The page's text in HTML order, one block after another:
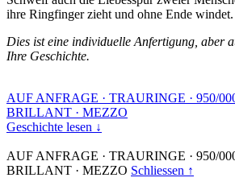
ihre Ringfinger zieht und ohne Ende windet.
Dies ist eine individuelle Anfertigung, aber
Ihre Geschichte.
AUF ANFRAGE · TRAURINGE · 950/
BRILLANT · MEZZO
Geschichte lesen ↓
AUF ANFRAGE · TRAURINGE · 950/
BRILLANT · MEZZO Schliessen ↑